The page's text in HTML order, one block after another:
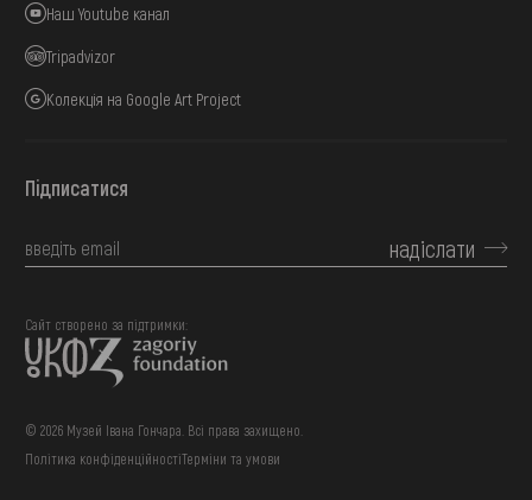
Наш Youtube канал
Tripadvizor
Колекція на Google Art Project
Підписатися
надіслати
© 2026 Музей Івана Гончара. Всі права захищено.
Сайт створено за підтримки:
Політика конфіденційностіТерміни та умови